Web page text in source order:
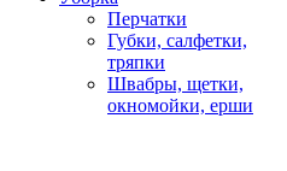
Перчатки
Губки, салфетки,
тряпки
Швабры, щетки,
окномойки, ерши